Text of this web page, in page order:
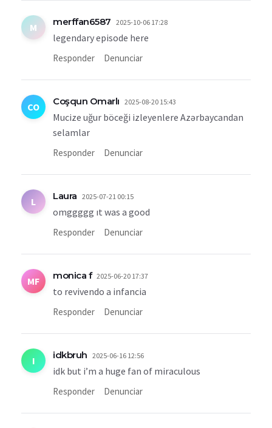
M merffan6587 2025-10-06 17:28
legendary episode here
Responder Denunciar
CO Coşqun Omarlı 2025-08-20 15:43
Mucize uğur böceği izleyenlere Azərbaycandan
selamlar
Responder Denunciar
L Laura 2025-07-21 00:15
omggggg ıt was a good
Responder Denunciar
MF monica f 2025-06-20 17:37
to revivendo a infancia
Responder Denunciar
I idkbruh 2025-06-16 12:56
idk but i’m a huge fan of miraculous
Responder Denunciar